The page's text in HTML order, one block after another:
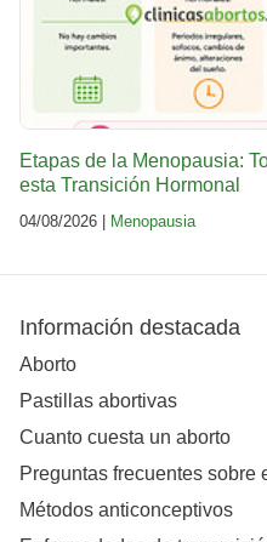
Etapas de la Menopausia:
esta Transición Hormonal
04/08/2026 | Menopausia
Información destacada
Aborto
Pastillas abortivas
Cuanto cuesta un aborto
Preguntas frecuentes sobre
Métodos anticonceptivos